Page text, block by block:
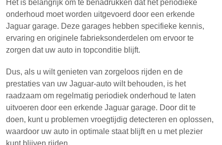
Het is belangrijk om te benadrukken dat het periodieke
onderhoud moet worden uitgevoerd door een erkende
Jaguar garage. Deze garages hebben specifieke kennis,
ervaring en originele fabrieksonderdelen om ervoor te
zorgen dat uw auto in topconditie blijft.
Dus, als u wilt genieten van zorgeloos rijden en de
prestaties van uw Jaguar-auto wilt behouden, is het
raadzaam om regelmatig periodiek onderhoud te laten
uitvoeren door een erkende Jaguar garage. Door dit te
doen, kunt u problemen vroegtijdig detecteren en oplossen,
waardoor uw auto in optimale staat blijft en u met plezier
kunt blijven rijden.